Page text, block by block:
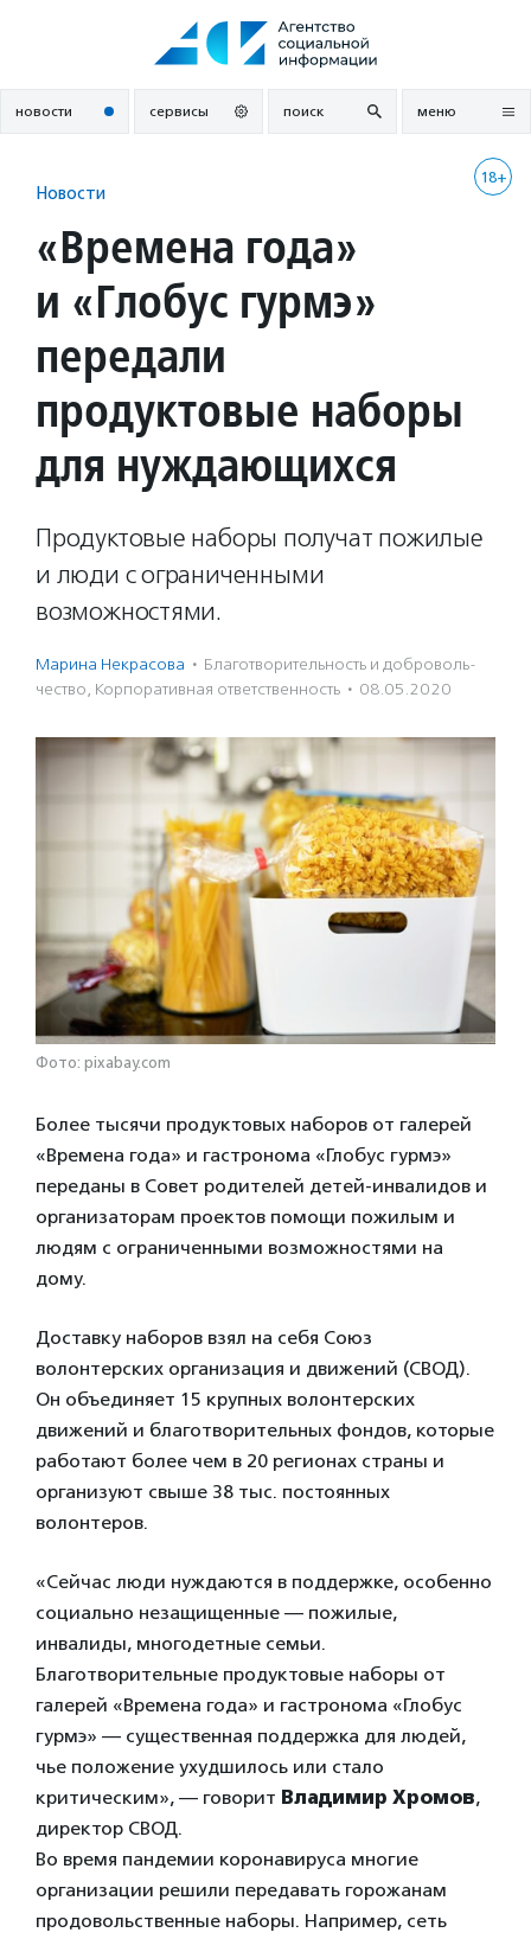
новости сервисы поиск меню
18+
Новости
«Времена года»
и «Глобус гурмэ»
передали
продуктовые наборы
для нуждающихся
Продуктовые наборы получат пожилые
и люди с ограниченными
возможностями.
Марина Некрасова · Благотвори­тель­ность и доброволь­
чест­во, Корпоративная ответственность · 08.05.2020
Фото: pixabay.com
Более тысячи продуктовых наборов от галерей
«Времена года» и гастронома «Глобус гурмэ»
переданы в Совет родителей детей-инвалидов и
организаторам проектов помощи пожилым и
людям с ограниченными возможностями на
дому.
Доставку наборов взял на себя Союз
волонтерских организация и движений (СВОД).
Он объединяет 15 крупных волонтерских
движений и благотворительных фондов, которые
работают более чем в 20 регионах страны и
организуют свыше 38 тыс. постоянных
волонтеров.
«Сейчас люди нуждаются в поддержке, особенно
социально незащищенные — пожилые,
инвалиды, многодетные семьи.
Благотворительные продуктовые наборы от
галерей «Времена года» и гастронома «Глобус
гурмэ» — существенная поддержка для людей,
чье положение ухудшилось или стало
критическим», — говорит Владимир Хромов,
директор СВОД.
Во время пандемии коронавируса многие
организации решили передавать горожанам
продовольственные наборы. Например, сеть